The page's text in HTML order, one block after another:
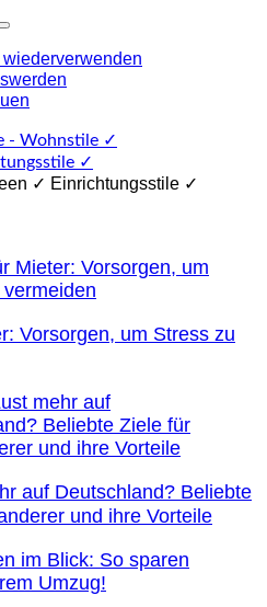
✓ Einrichtungsstile ✓
Vorsorgen, um Stress zu
auf Deutschland? Beliebte
und ihre Vorteile